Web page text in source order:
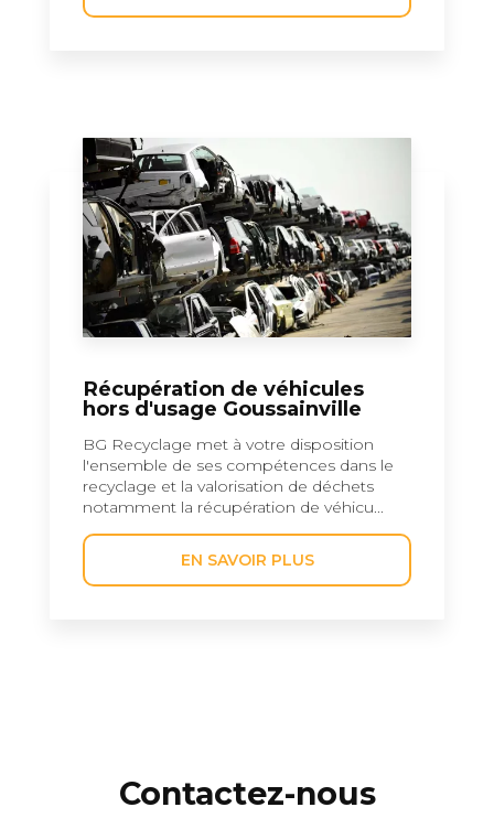
Récupération de véhicules
hors d'usage Goussainville
BG Recyclage met à votre disposition
l'ensemble de ses compétences dans le
recyclage et la valorisation de déchets
notamment la récupération de véhicu...
EN SAVOIR PLUS
Contactez-nous